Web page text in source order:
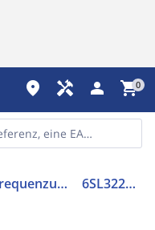
place handyman person shopping_cart0
Frequenzumrichter =< 1 kV 6SL32202YC300UF0